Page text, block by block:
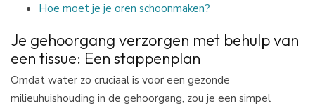
Hoe moet je je oren schoonmaken?
Je gehoorgang verzorgen met behulp van
een tissue: Een stappenplan
Omdat water zo cruciaal is voor een gezonde
milieuhuishouding in de gehoorgang, zou je een simpel